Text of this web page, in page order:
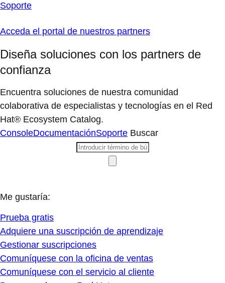
Soporte
Acceda el portal de nuestros partners
Diseña soluciones con los partners de
confianza
Encuentra soluciones de nuestra comunidad
colaborativa de especialistas y tecnologías en el Red
Hat® Ecosystem Catalog.
ConsoleDocumentaciónSoporte Buscar
Me gustaría:
Prueba gratis
Adquiere una suscripción de aprendizaje
Gestionar suscripciones
Comuníquese con la oficina de ventas
Comuníquese con el servicio al cliente